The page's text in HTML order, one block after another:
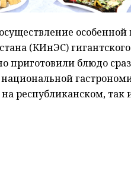
(КИнЭС)
приготовили блюдо
республиканском, так